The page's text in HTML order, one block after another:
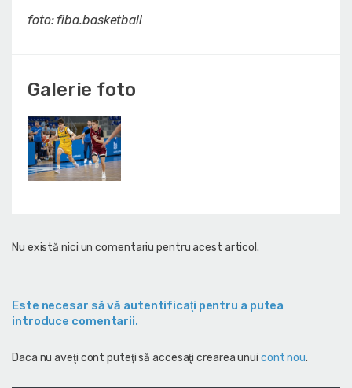
foto: fiba.basketball
Galerie foto
Nu există nici un comentariu pentru acest articol.
Este necesar să vă autentificaţi pentru a putea
introduce comentarii.
Daca nu aveţi cont puteţi să accesaţi crearea unui cont nou.